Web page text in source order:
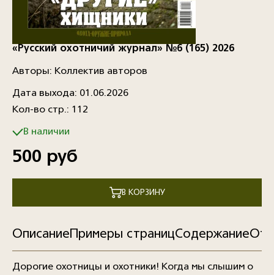
«Русский охотничий журнал» №6 (165) 2026
Авторы: Коллектив авторов
Дата выхода: 01.06.2026
Кол-во стр.: 112
В наличии
500 руб
В КОРЗИНУ
ОписаниеПримеры страницСодержание
Дорогие охотницы и охотники! Когда мы слышим о